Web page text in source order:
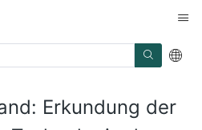
Erkundung der